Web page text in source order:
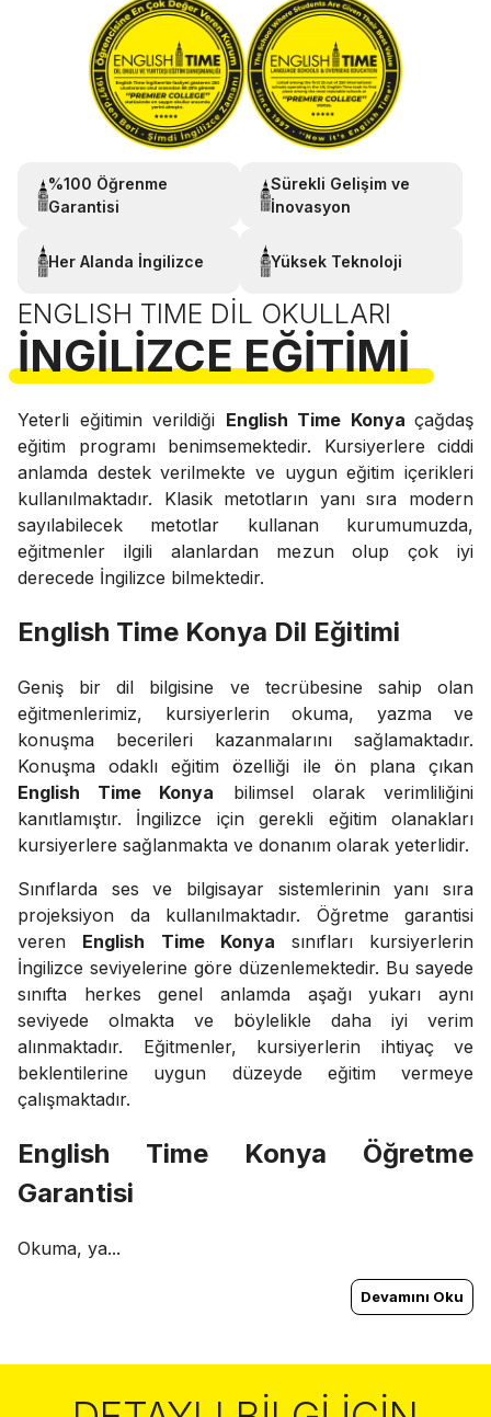
%100 Öğrenme
Garantisi
Sürekli Gelişim ve
İnovasyon
Her Alanda İngilizce Yüksek Teknoloji
ENGLISH TIME DIL OKULLARI
İNGILIZCE EĞITIMI
Yeterli eğitimin verildiği English Time Konya çağdaş
eğitim programı benimsemektedir. Kursiyerlere ciddi
anlamda destek verilmekte ve uygun eğitim içerikleri
kullanılmaktadır. Klasik metotların yanı sıra modern
sayılabilecek metotlar kullanan kurumumuzda,
eğitmenler ilgili alanlardan mezun olup çok iyi
derecede İngilizce bilmektedir.
English Time Konya Dil Eğitimi
Geniş bir dil bilgisine ve tecrübesine sahip olan
eğitmenlerimiz, kursiyerlerin okuma, yazma ve
konuşma becerileri kazanmalarını sağlamaktadır.
Konuşma odaklı eğitim özelliği ile ön plana çıkan
English Time Konya bilimsel olarak verimliliğini
kanıtlamıştır. İngilizce için gerekli eğitim olanakları
kursiyerlere sağlanmakta ve donanım olarak yeterlidir.
Sınıflarda ses ve bilgisayar sistemlerinin yanı sıra
projeksiyon da kullanılmaktadır. Öğretme garantisi
veren English Time Konya sınıfları kursiyerlerin
İngilizce seviyelerine göre düzenlemektedir. Bu sayede
sınıfta herkes genel anlamda aşağı yukarı aynı
seviyede olmakta ve böylelikle daha iyi verim
alınmaktadır. Eğitmenler, kursiyerlerin ihtiyaç ve
beklentilerine uygun düzeyde eğitim vermeye
çalışmaktadır.
English Time Konya Öğretme
Garantisi
Okuma, ya...
Devamını Oku